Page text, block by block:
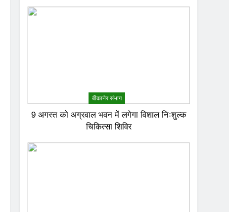
बीकानेर संभाग
9 अगस्त को अग्रवाल भवन में लगेगा विशाल निःशुल्क
चिकित्सा शिविर